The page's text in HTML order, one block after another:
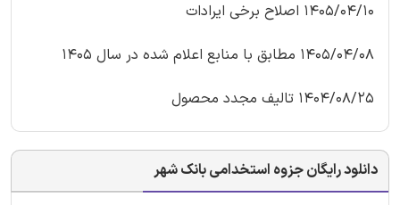
1405/04/10 اصلاح برخی ایرادات
1405/04/08 مطابق با منابع اعلام شده در سال 1405
1404/08/25 تالیف مجدد محصول
دانلود رایگان جزوه استخدامی بانک شهر